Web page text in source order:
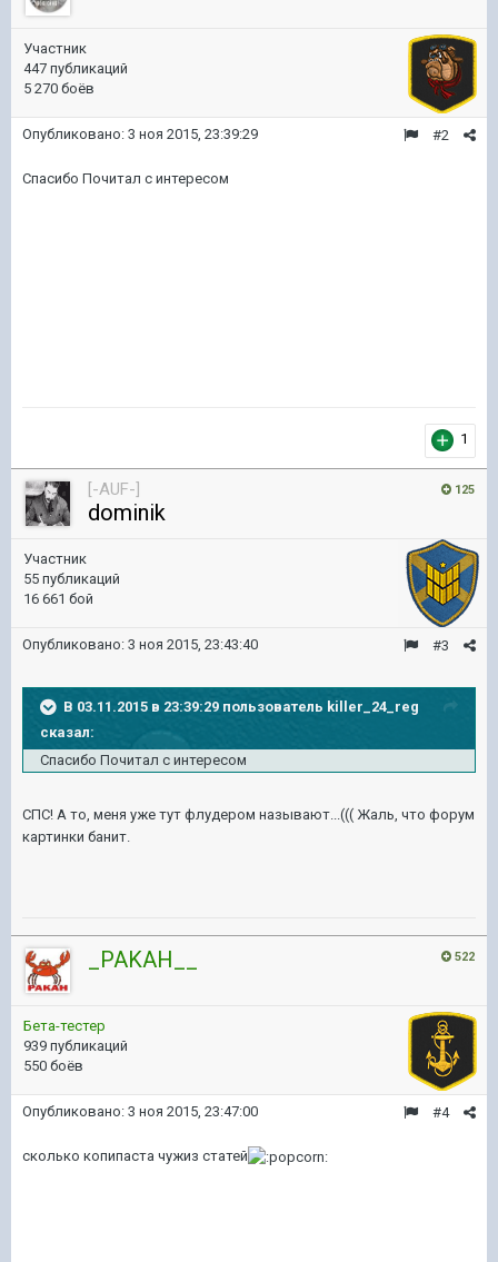
Участник
447 публикаций
5 270 боёв
#2
Опубликовано: 3 ноя 2015, 23:39:29
Спасибо Почитал с интересом
1
125
[-AUF-]
dominik
Участник
55 публикаций
16 661 бой
#3
Опубликовано: 3 ноя 2015, 23:43:40
В 03.11.2015 в 23:39:29 пользователь killer_24_reg
сказал:
Спасибо Почитал с интересом
СПС! А то, меня уже тут флудером называют...((( Жаль, что форум
картинки банит.
522
_PAKAH__
Бета-тестер
939 публикаций
550 боёв
#4
Опубликовано: 3 ноя 2015, 23:47:00
сколько копипаста чужиз статей